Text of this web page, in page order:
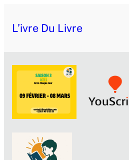
L’ivre Du Livre